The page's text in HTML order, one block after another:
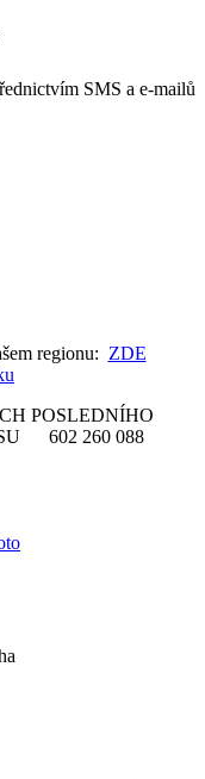
SMS a e-mailů
regionu: ZDE
POSLEDNÍHO
602 260 088